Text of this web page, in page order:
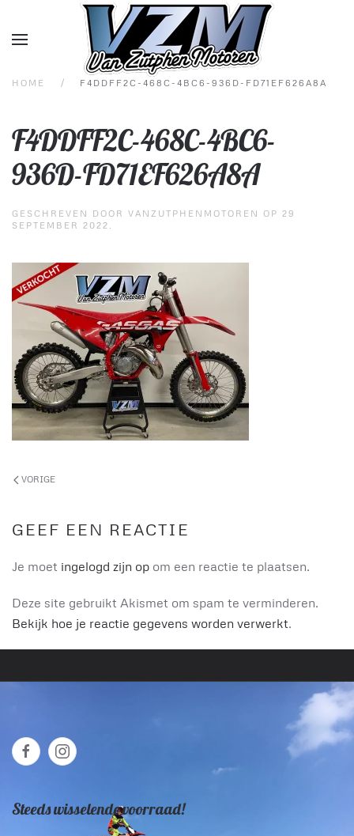
Overslaan en naar de inhoud gaan
HOME F4DDFF2C-468C-4BC6-936D-FD71EF626A8A
F4DDFF2C-468C-4BC6-
936D-FD71EF626A8A
GESCHREVEN DOOR VANZUTPHENMOTOREN OP 29
SEPTEMBER 2022
VORIGE
GEEF EEN REACTIE
Je moet ingelogd zijn op om een reactie te plaatsen.
Deze site gebruikt Akismet om spam te verminderen.
Bekijk hoe je reactie gegevens worden verwerkt.
Steeds wisselende voorraad!